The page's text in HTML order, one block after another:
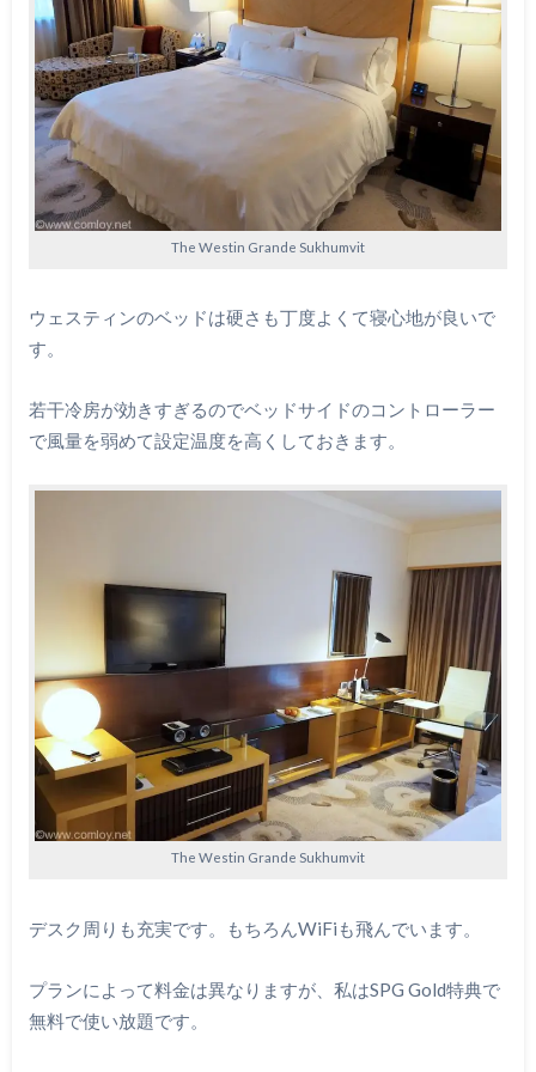
The Westin Grande Sukhumvit
ウェスティンのベッドは硬さも丁度よくて寝心地が良いで
す。
若干冷房が効きすぎるのでベッドサイドのコントローラー
で風量を弱めて設定温度を高くしておきます。
The Westin Grande Sukhumvit
デスク周りも充実です。もちろんWiFiも飛んでいます。
プランによって料金は異なりますが、私はSPG Gold特典で
無料で使い放題です。